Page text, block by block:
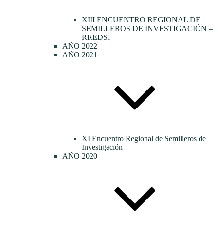
XIII ENCUENTRO REGIONAL DE
SEMILLEROS DE INVESTIGACIÓN –
RREDSI
AÑO 2022
AÑO 2021
XI Encuentro Regional de Semilleros de
Investigación
AÑO 2020